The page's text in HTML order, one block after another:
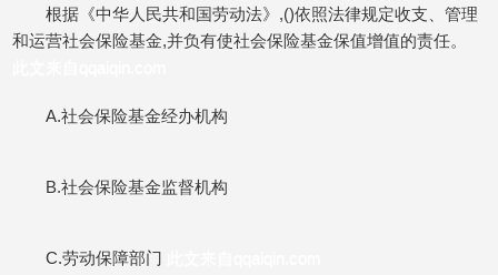
根据《中华人民共和国劳动法》,()依照法律规定收支、管理
和运营社会保险基金,并负有使社会保险基金保值增值的责任。
A.社会保险基金经办机构
B.社会保险基金监督机构
C.劳动保障部门